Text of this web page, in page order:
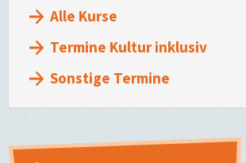
Alle Kurse
Termine Kultur inklusiv
Sonstige Termine